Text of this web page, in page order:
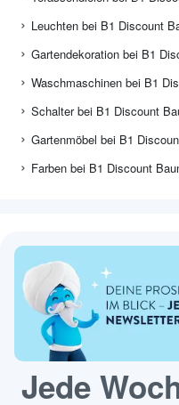
Leuchten bei B1 Discount
Gartendekoration bei B1
Waschmaschinen bei B1
Schalter bei B1 Discount
Gartenmöbel bei B1
Farben bei B1 Discount
Jede